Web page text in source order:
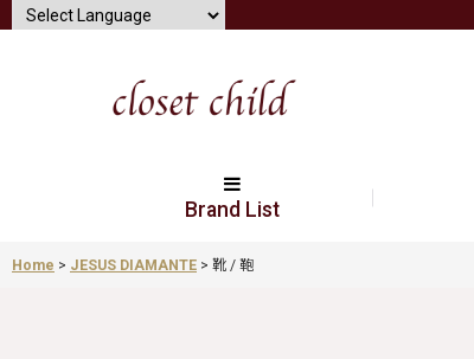
Brand List
Home > JESUS DIAMANTE > 靴 / 鞄